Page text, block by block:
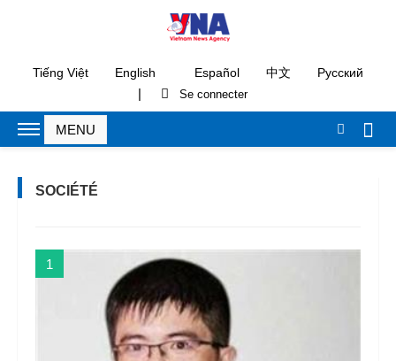
Tiếng Việt English Español 中文 Русский
|
SOCIÉTÉ
1